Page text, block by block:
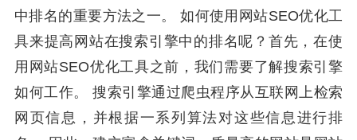
中排名的重要方法之一。 如何使用网站SEO优化工
具来提高网站在搜索引擎中的排名呢？首先，在使
用网站SEO优化工具之前，我们需要了解搜索引擎
如何工作。 搜索引擎通过爬虫程序从互联网上检索
网页信息，并根据一系列算法对这些信息进行排